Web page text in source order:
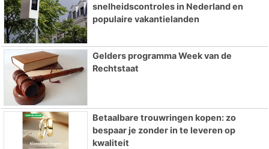
snelheidscontroles in Nederland en
populaire vakantielanden
Gelders programma Week van de
Rechtstaat
Betaalbare trouwringen kopen: zo
bespaar je zonder in te leveren op
kwaliteit